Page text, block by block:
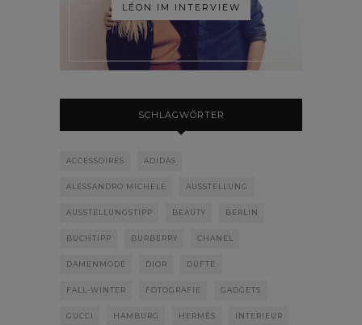
LÉON IM INTERVIEW
SCHLAGWÖRTER
ACCESSOIRES ADIDAS
ALESSANDRO MICHELE AUSSTELLUNG
AUSSTELLUNGSTIPP BEAUTY BERLIN
BUCHTIPP BURBERRY CHANEL
DAMENMODE DIOR DÜFTE
FALL-WINTER FOTOGRAFIE GADGETS
GUCCI HAMBURG HERMÈS INTERIEUR